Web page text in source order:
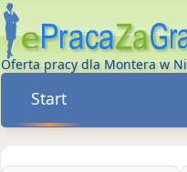
Oferta pracy dla Montera w
Start